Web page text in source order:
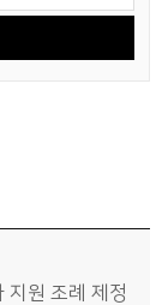
지원 조례 제정